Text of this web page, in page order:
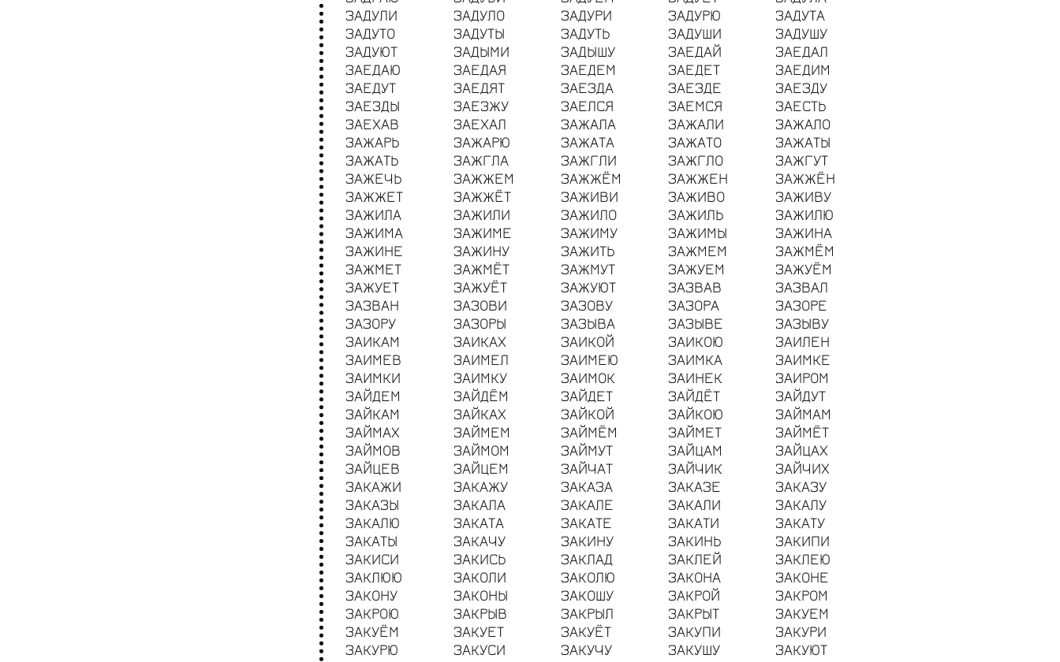
ЗАДУЛИ
ЗАДУЛО ЗАДУРИ ЗАДУРЮ
ЗАДУТА
ЗАДУТО
ЗАДУТЫ ЗАДУТЬ ЗАДУШИ
ЗАДУШУ
ЗАДУЮТ
ЗАДЫМИ ЗАДЫШУ ЗАЕДАЙ
ЗАЕДАЛ
ЗАЕДАЮ
ЗАЕДАЯ ЗАЕДЕМ ЗАЕДЕТ
ЗАЕДИМ
ЗАЕДУТ
ЗАЕДЯТ ЗАЕЗДА ЗАЕЗДЕ
ЗАЕЗДУ
ЗАЕЗДЫ
ЗАЕЗЖУ ЗАЕЛСЯ ЗАЕМСЯ
ЗАЕСТЬ
ЗАЕХАВ
ЗАЕХАЛ ЗАЖАЛА ЗАЖАЛИ
ЗАЖАЛО
ЗАЖАРЬ
ЗАЖАРЮ ЗАЖАТА ЗАЖАТО
ЗАЖАТЫ
ЗАЖАТЬ
ЗАЖГЛА ЗАЖГЛИ ЗАЖГЛО
ЗАЖГУТ
ЗАЖЕЧЬ
ЗАЖЖЕМ ЗАЖЖЁМ ЗАЖЖЕН
ЗАЖЖЁН
ЗАЖЖЕТ
ЗАЖЖЁТ ЗАЖИВИ ЗАЖИВО
ЗАЖИВУ
ЗАЖИЛА
ЗАЖИЛИ ЗАЖИЛО ЗАЖИЛЬ
ЗАЖИЛЮ
ЗАЖИМА
ЗАЖИМЕ ЗАЖИМУ ЗАЖИМЫ
ЗАЖИНА
ЗАЖИНЕ
ЗАЖИНУ ЗАЖИТЬ ЗАЖМЕМ
ЗАЖМЁМ
ЗАЖМЕТ
ЗАЖМЁТ ЗАЖМУТ ЗАЖУЕМ
ЗАЖУЁМ
ЗАЖУЕТ
ЗАЖУЁТ ЗАЖУЮТ ЗАЗВАВ
ЗАЗВАЛ
ЗАЗВАН
ЗАЗОВИ ЗАЗОВУ ЗАЗОРА
ЗАЗОРЕ
ЗАЗОРУ
ЗАЗОРЫ ЗАЗЫВА ЗАЗЫВЕ
ЗАЗЫВУ
ЗАИКАМ
ЗАИКАХ ЗАИКОЙ ЗАИКОЮ
ЗАИЛЕН
ЗАИМЕВ
ЗАИМЕЛ ЗАИМЕЮ ЗАИМКА
ЗАИМКЕ
ЗАИМКИ
ЗАИМКУ ЗАИМОК ЗАИНЕК
ЗАИРОМ
ЗАЙДЕМ
ЗАЙДЁМ ЗАЙДЕТ ЗАЙДЁТ
ЗАЙДУТ
ЗАЙКАМ
ЗАЙКАХ ЗАЙКОЙ ЗАЙКОЮ
ЗАЙМАМ
ЗАЙМАХ
ЗАЙМЕМ ЗАЙМЁМ ЗАЙМЕТ
ЗАЙМЁТ
ЗАЙМОВ
ЗАЙМОМ ЗАЙМУТ ЗАЙЦАМ
ЗАЙЦАХ
ЗАЙЦЕВ
ЗАЙЦЕМ ЗАЙЧАТ ЗАЙЧИК
ЗАЙЧИХ
ЗАКАЖИ
ЗАКАЖУ ЗАКАЗА ЗАКАЗЕ
ЗАКАЗУ
ЗАКАЗЫ
ЗАКАЛА ЗАКАЛЕ ЗАКАЛИ
ЗАКАЛУ
ЗАКАЛЮ
ЗАКАТА ЗАКАТЕ ЗАКАТИ
ЗАКАТУ
ЗАКАТЫ
ЗАКАЧУ ЗАКИНУ ЗАКИНЬ
ЗАКИПИ
ЗАКИСИ
ЗАКИСЬ ЗАКЛАД ЗАКЛЕЙ
ЗАКЛЕЮ
ЗАКЛЮЮ
ЗАКОЛИ ЗАКОЛЮ ЗАКОНА
ЗАКОНЕ
ЗАКОНУ
ЗАКОНЫ ЗАКОШУ ЗАКРОЙ
ЗАКРОМ
ЗАКРОЮ
ЗАКРЫВ ЗАКРЫЛ ЗАКРЫТ
ЗАКУЕМ
ЗАКУЁМ
ЗАКУЕТ ЗАКУЁТ ЗАКУПИ
ЗАКУРИ
ЗАКУРЮ
ЗАКУСИ ЗАКУЧУ ЗАКУШУ
ЗАКУЮТ